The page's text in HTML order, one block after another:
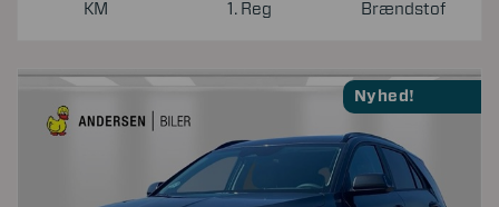
KM
1. Reg
Brændstof
Nyhed!